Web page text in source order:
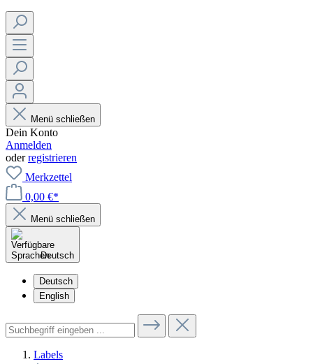
Menü schließen
Dein Konto
Anmelden
oderregistrieren
Merkzettel
0,00 €*
Menü schließen
Deutsch
Deutsch
English
Labels